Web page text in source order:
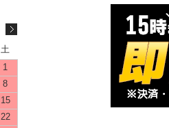
土
1
8
15
22